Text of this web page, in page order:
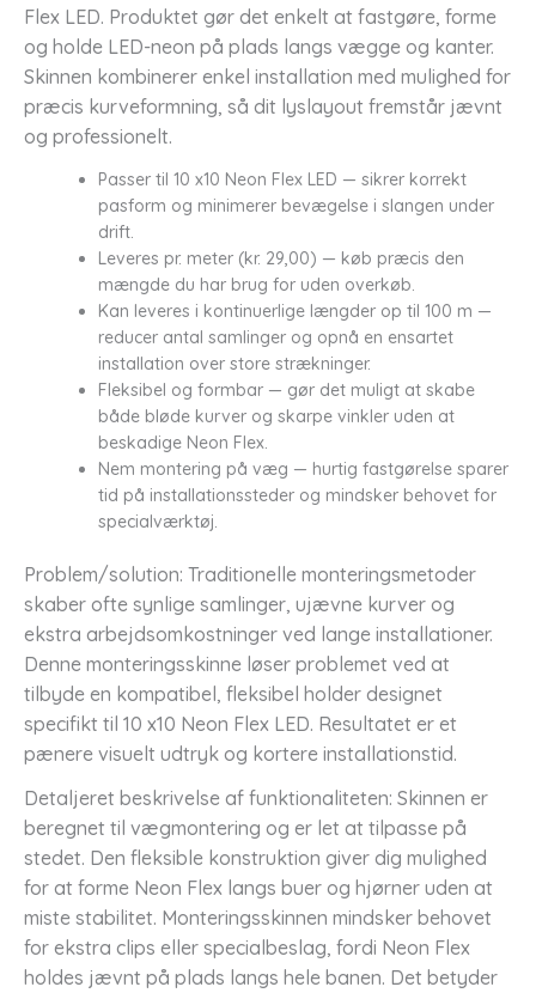
Flex LED. Produktet gør det enkelt at fastgøre, forme
og holde LED-neon på plads langs vægge og kanter.
Skinnen kombinerer enkel installation med mulighed for
præcis kurveformning, så dit lyslayout fremstår jævnt
og professionelt.
Passer til 10 x10 Neon Flex LED — sikrer korrekt
pasform og minimerer bevægelse i slangen under
drift.
Leveres pr. meter (kr. 29,00) — køb præcis den
mængde du har brug for uden overkøb.
Kan leveres i kontinuerlige længder op til 100 m —
reducer antal samlinger og opnå en ensartet
installation over store strækninger.
Fleksibel og formbar — gør det muligt at skabe
både bløde kurver og skarpe vinkler uden at
beskadige Neon Flex.
Nem montering på væg — hurtig fastgørelse sparer
tid på installationssteder og mindsker behovet for
specialværktøj.
Problem/solution: Traditionelle monteringsmetoder
skaber ofte synlige samlinger, ujævne kurver og
ekstra arbejdsomkostninger ved lange installationer.
Denne monteringsskinne løser problemet ved at
tilbyde en kompatibel, fleksibel holder designet
specifikt til 10 x10 Neon Flex LED. Resultatet er et
pænere visuelt udtryk og kortere installationstid.
Detaljeret beskrivelse af funktionaliteten: Skinnen er
beregnet til vægmontering og er let at tilpasse på
stedet. Den fleksible konstruktion giver dig mulighed
for at forme Neon Flex langs buer og hjørner uden at
miste stabilitet. Monteringsskinnen mindsker behovet
for ekstra clips eller specialbeslag, fordi Neon Flex
holdes jævnt på plads langs hele banen. Det betyder